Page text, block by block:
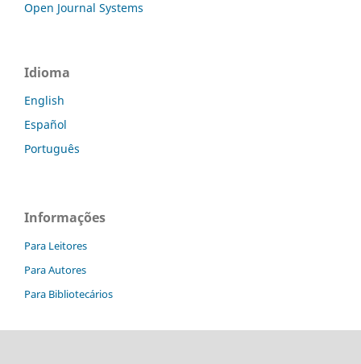
Open Journal Systems
Idioma
English
Español
Português
Informações
Para Leitores
Para Autores
Para Bibliotecários